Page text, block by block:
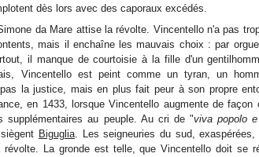
dès lors avec des caporaux excédés.
da Mare attise la révolte. Vincentello n'a pas
mais il enchaîne les mauvais choix : par
il manque de courtoisie à la fille d'un
Vincentello est peint comme un tyran, un
la justice, mais en plus fait peur à son propre
en 1433, lorsque Vincentello augmente de
supplémentaires au peuple. Au cri de "viva popolo
Biguglia. Les seigneuries du sud,
La gronde est telle, que Vincentello doit se